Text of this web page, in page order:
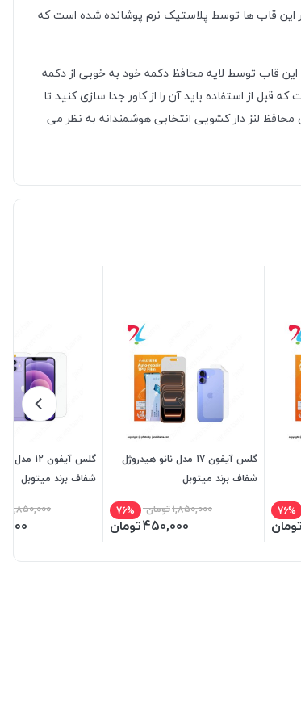
این قاب ها توسط پلاستیک نرم پوشانده شده است که
قاب توسط لایه محافظ دکمه خود به خوبی از دکمه
از استفاده باید آن را از کاور جدا سازی کنید تا
لنز دار کشویی انتخابی هوشمندانه به نظر می
76%
تومان
گلس آیفون 17 مدل نانو هیدروژل
شفاف برند میتوبل
1,850,000تومان 76%
450,000تومان
گلس آیفون
شفاف برند میتوبل
1,850,000